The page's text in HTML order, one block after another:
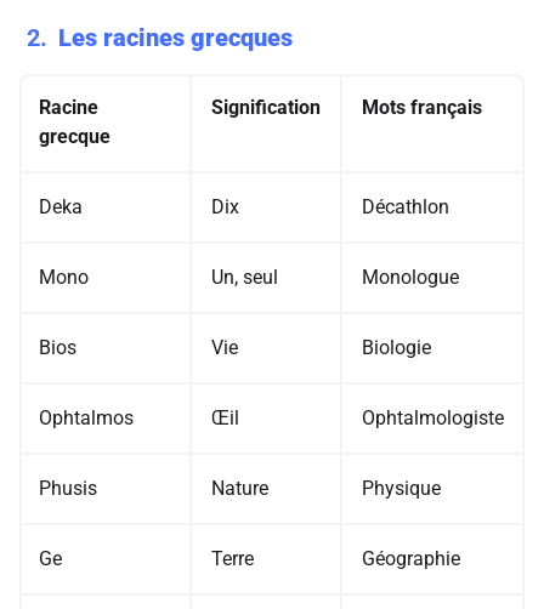
2 Les racines grecques
Racine
grecque
Signification Mots français
Deka Dix Décathlon
Mono Un, seul Monologue
Bios Vie Biologie
Ophtalmos Œil Ophtalmologiste
Phusis Nature Physique
Ge Terre Géographie